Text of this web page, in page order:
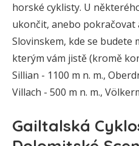
horské cyklisty. U
ukončit, anebo pokračovat
Slovinskem, kde se budete
kterým vám jistě (kromě
Sillian - 1100 m n. m.,
Villach - 500 m n. m.,
Gailtalská